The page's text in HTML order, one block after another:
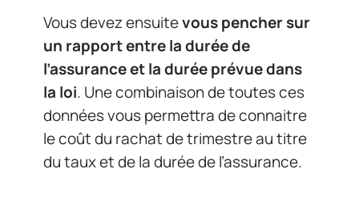
Vous devez ensuitevous pencher sur
un rapport entre la durée de
l’assurance et la durée prévue dans
la loi. Une combinaison de toutes ces
données vous permettra de connaitre
le coût du rachat de trimestre au titre
du taux et de la durée de l’assurance.